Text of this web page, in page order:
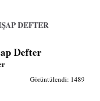
DEFTER
Defter
Görüntülendi: 1489